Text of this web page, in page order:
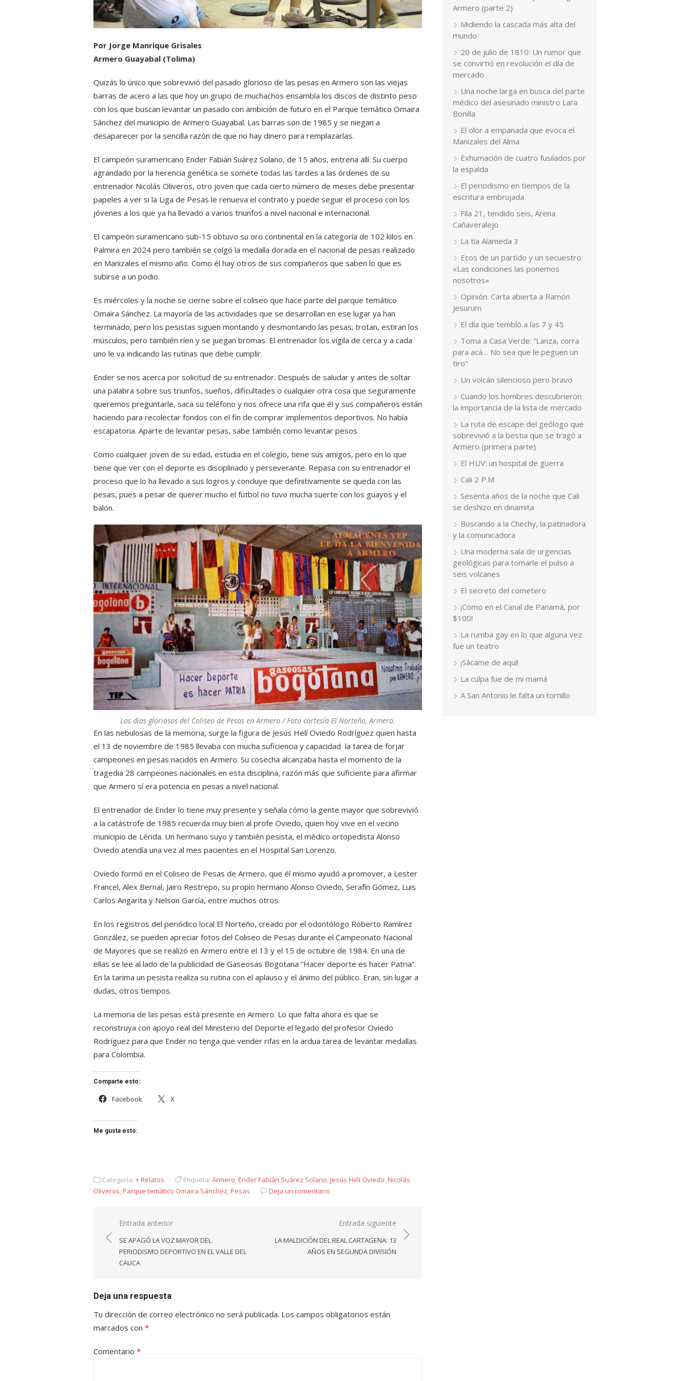
Por Jorge Manrique Grisales
Armero Guayabal (Tolima)
Quizás lo único que sobrevivió del pasado glorioso de las pesas en Armero son las viejas
barras de acero a las que hoy un grupo de muchachos ensambla los discos de distinto peso
con los que buscan levantar un pasado con ambición de futuro en el Parque temático Omaira
Sánchez del municipio de Armero Guayabal. Las barras son de 1985 y se niegan a
desaparecer por la sencilla razón de que no hay dinero para remplazarlas.
El campeón suramericano Ender Fabián Suárez Solano, de 15 años, entrena allí. Su cuerpo
agrandado por la herencia genética se somete todas las tardes a las órdenes de su
entrenador Nicolás Oliveros, otro joven que cada cierto número de meses debe presentar
papeles a ver si la Liga de Pesas le renueva el contrato y puede seguir el proceso con los
jóvenes a los que ya ha llevado a varios triunfos a nivel nacional e internacional.
El campeón suramericano sub-15 obtuvo su oro continental en la categoría de 102 kilos en
Palmira en 2024 pero también se colgó la medalla dorada en el nacional de pesas realizado
en Manizales el mismo año. Como él hay otros de sus compañeros que saben lo que es
subirse a un podio.
Es miércoles y la noche se cierne sobre el coliseo que hace parte del parque temático
Omaira Sánchez. La mayoría de las actividades que se desarrollan en ese lugar ya han
terminado, pero los pesistas siguen montando y desmontando las pesas; trotan, estiran los
músculos, pero también ríen y se juegan bromas. El entrenador los vigila de cerca y a cada
uno le va indicando las rutinas que debe cumplir.
Ender se nos acerca por solicitud de su entrenador. Después de saludar y antes de soltar
una palabra sobre sus triunfos, sueños, dificultades o cualquier otra cosa que seguramente
queremos preguntarle, saca su teléfono y nos ofrece una rifa que él y sus compañeros están
haciendo para recolectar fondos con el fin de comprar implementos deportivos. No había
escapatoria. Aparte de levantar pesas, sabe también como levantar pesos.
Como cualquier joven de su edad, estudia en el colegio, tiene sus amigos, pero en lo que
tiene que ver con el deporte es disciplinado y perseverante. Repasa con su entrenador el
proceso que lo ha llevado a sus logros y concluye que definitivamente se queda con las
pesas, pues a pesar de querer mucho el fútbol no tuvo mucha suerte con los guayos y el
balón.
Los días gloriosos del Coliseo de Pesas en Armero / Foto cortesía El Norteño, Armero.
En las nebulosas de la memoria, surge la figura de Jesús Helí Oviedo Rodríguez quien hasta
el 13 de noviembre de 1985 llevaba con mucha suficiencia y capacidad la tarea de forjar
campeones en pesas nacidos en Armero. Su cosecha alcanzaba hasta el momento de la
tragedia 28 campeones nacionales en esta disciplina, razón más que suficiente para afirmar
que Armero sí era potencia en pesas a nivel nacional.
El entrenador de Ender lo tiene muy presente y señala cómo la gente mayor que sobrevivió
a la catástrofe de 1985 recuerda muy bien al profe Oviedo, quien hoy vive en el vecino
municipio de Lérida. Un hermano suyo y también pesista, el médico ortopedista Alonso
Oviedo atendía una vez al mes pacientes en el Hospital San Lorenzo.
Oviedo formó en el Coliseo de Pesas de Armero, que él mismo ayudó a promover, a Lester
Francel, Alex Bernal, Jairo Restrepo, su propio hermano Alonso Oviedo, Serafín Gómez, Luis
Carlos Angarita y Nelson García, entre muchos otros.
En los registros del periódico local El Norteño, creado por el odontólogo Roberto Ramírez
González, se pueden apreciar fotos del Coliseo de Pesas durante el Campeonato Nacional
de Mayores que se realizó en Armero entre el 13 y el 15 de octubre de 1984. En una de
ellas se lee al lado de la publicidad de Gaseosas Bogotana “Hacer deporte es hacer Patria”.
En la tarima un pesista realiza su rutina con el aplauso y el ánimo del público. Eran, sin lugar a
dudas, otros tiempos.
La memoria de las pesas está presente en Armero. Lo que falta ahora es que se
reconstruya con apoyo real del Ministerio del Deporte el legado del profesor Oviedo
Rodríguez para que Ender no tenga que vender rifas en la ardua tarea de levantar medallas
para Colombia.
Comparte esto:
Facebook X
Me gusta esto:
Categoría: + Relatos Etiqueta: Armero,Ender Fabián Suárez Solano,Jesús Helí Oviedo,Nicolás
Oliveros,Parque temático Omaira Sánchez,Pesas Deja un comentario
Navegación
de
entradas
Entrada anterior
SE APAGÓ LA VOZ MAYOR DEL
PERIODISMO DEPORTIVO EN EL VALLE DEL
CAUCA
Entrada siguiente
LA MALDICIÓN DEL REAL CARTAGENA: 13
AÑOS EN SEGUNDA DIVISIÓN
Deja una respuesta
Tu dirección de correo electrónico no será publicada. Los campos obligatorios están
marcados con *
Comentario *
Armero (parte 2)
Midiendo la cascada más alta del
mundo
20 de julio de 1810: Un rumor que
se convirtió en revolución el día de
mercado
Una noche larga en busca del parte
médico del asesinado ministro Lara
Bonilla
El olor a empanada que evoca el
Manizales del Alma
Exhumación de cuatro fusilados por
la espalda
El periodismo en tiempos de la
escritura embrujada
Fila 21, tendido seis, Arena
Cañaveralejo
La tía Alameda 3
Ecos de un partido y un secuestro:
«Las condiciones las ponemos
nosotros»
Opinión: Carta abierta a Ramón
Jesurum
El día que tembló a las 7 y 45
Toma a Casa Verde: “Lanza, corra
para acá… No sea que le peguen un
tiro”
Un volcán silencioso pero bravo
Cuando los hombres descubrieron
la importancia de la lista de mercado
La ruta de escape del geólogo que
sobrevivió a la bestia que se tragó a
Armero (primera parte)
El HUV: un hospital de guerra
Cali 2 P.M
Sesenta años de la noche que Cali
se deshizo en dinamita
Buscando a la Chechy, la patinadora
y la comunicadora
Una moderna sala de urgencias
geológicas para tomarle el pulso a
seis volcanes
El secreto del cometero
¡Como en el Canal de Panamá, por
$100!
La rumba gay en lo que alguna vez
fue un teatro
¡Sácame de aquí!
La culpa fue de mi mamá
A San Antonio le falta un tornillo